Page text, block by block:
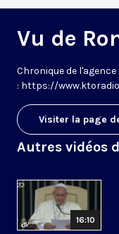
Vu de
Chronique de
: https://
Visiter la page
Autres vidéos
16:10